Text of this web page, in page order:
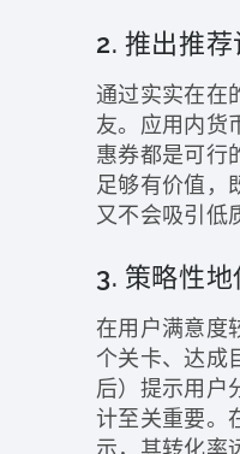
2. 推出推荐
通过实实在在
友。应用内货
惠券都是可行
足够有价值，
又不会吸引低
3. 策略性
在用户满意度
个关卡、达成
后）提示用户
计至关重要。
示，其转化率